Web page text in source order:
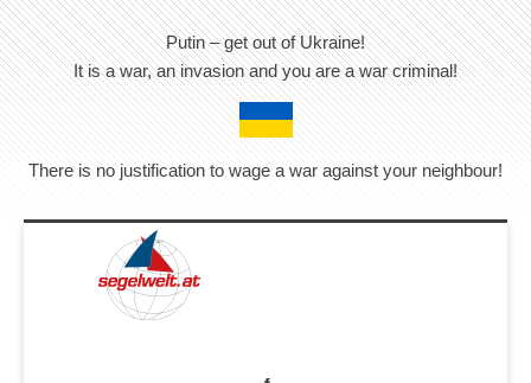
Putin – get out of Ukraine!
It is a war, an invasion and you are a war criminal!
There is no justification to wage a war against your neighbour!